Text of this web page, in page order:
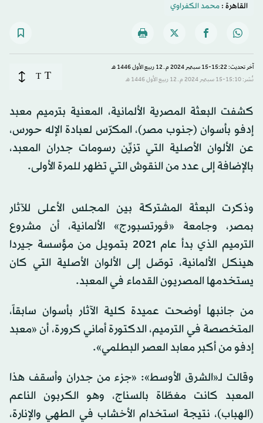
القاهرة :محمد الكفراوي
آخر تحديث: 15:22-15 سبتمبر 2024 م ـ 12 ربيع الأول 1446 هـ
نُشر: 15:10-15 سبتمبر 2024 م ـ 12 ربيع الأول 1446 هـ
T
T
كشفت البعثة المصرية الألمانية، المعنية بترميم معبد
إدفو بأسوان (جنوب مصر)، المكرّس لعبادة الإله حورس،
عن الألوان الأصلية التي تزيِّن رسومات جدران المعبد،
بالإضافة إلى عدد من النقوش التي تظهر للمرة الأولى.
وذكرت البعثة المشتركة بين المجلس الأعلى للآثار
بمصر، وجامعة «ڨورتسبورج» الألمانية، أن مشروع
الترميم الذي بدأ عام 2021 بتمويل من مؤسسة جيردا
هينكل الألمانية، توصّل إلى الألوان الأصلية التي كان
يستخدمها المصريون القدماء في المعبد.
من جانبها أوضحت عميدة كلية الآثار بأسوان سابقاً،
المتخصصة في الترميم، الدكتورة أماني كرورة، أن «معبد
إدفو من أكبر معابد العصر البطلمي».
وقالت لـ«الشرق الأوسط»: «جزء من جدران وأسقف هذا
المعبد كانت مغطّاة بالسناج، وهو الكربون الناعم
(الهباب)، نتيجة استخدام الأخشاب في الطهي والإنارة،